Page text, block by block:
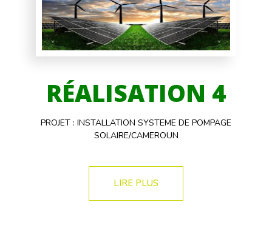
RÉALISATION 4
PROJET : INSTALLATION SYSTEME DE POMPAGE
SOLAIRE/CAMEROUN
LIRE PLUS